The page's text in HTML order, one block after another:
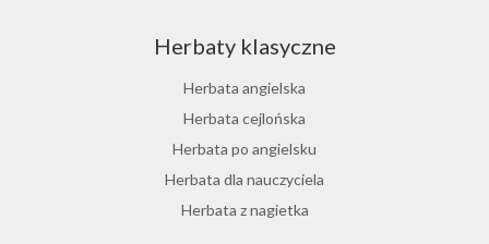
Prezent dla dziewczyny na urodziny
Prezent dla koleżanki na urodziny
Prezent dla mamy na urodziny
Prezent dla taty na urodziny
Prezent dla męża na urodziny
Prezent dla przyjaciela na urodziny
Herbaty klasyczne
Herbata angielska
Herbata cejlońska
Herbata po angielsku
Herbata dla nauczyciela
Herbata z nagietka